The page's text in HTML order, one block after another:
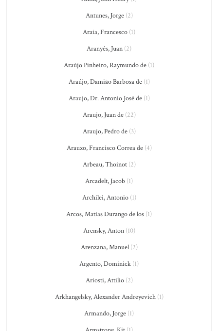
Antunes, Jorge(2)
Araia, Francesco (1)
Aranyés, Juan (2)
Araújo Pinheiro, Raymundo de (1)
Araújo, Damião Barbosa de(1)
Araujo, Dr. Antonio José de(1)
Araujo, Juan de(22)
Araujo, Pedro de(3)
Arauxo, Francisco Correa de(4)
Arbeau, Thoinot(2)
Arcadelt, Jacob (1)
Archilei, Antonio(1)
Arcos, Matías Durango de los (1)
Arensky, Anton(10)
Arenzana, Manuel(2)
Argento, Dominick (1)
Ariosti, Attilio(2)
Arkhangelsky, Alexander Andreyevich(1)
Armando, Jorge (1)